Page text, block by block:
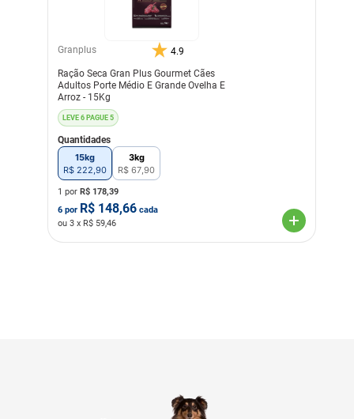
Granplus 4.9
Ração Seca Gran Plus Gourmet Cães
Adultos Porte Médio E Grande Ovelha E
Arroz - 15Kg
LEVE 6 PAGUE 5
Quantidades
15kg
R$ 222,90
3kg
R$ 67,90
1 por R$ 178,39
6 por R$ 148,66 cada
ou 3 x R$ 59,46